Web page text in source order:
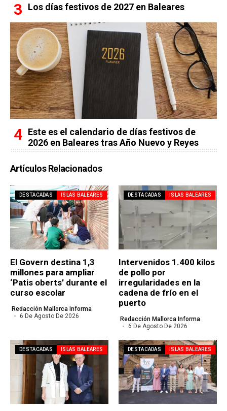
Los días festivos de 2027 en Baleares
Este es el calendario de días festivos de
2026 en Baleares tras Año Nuevo y Reyes
Artículos Relacionados
DESTACADAS ISLAS BALEARES
El Govern destina 1,3
millones para ampliar
‘Patis oberts’ durante el
curso escolar
Redacción Mallorca Informa
6 De Agosto De 2026
DESTACADAS ISLAS BALEARES
Intervenidos 1.400 kilos
de pollo por
irregularidades en la
cadena de frío en el
puerto
Redacción Mallorca Informa
6 De Agosto De 2026
DESTACADAS ISLAS BALEARES DESTACADAS ISLAS BALEARES